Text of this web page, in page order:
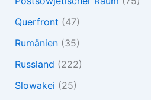
Querfront (47)
Rumänien(35)
Russland (222)
Slowakei (25)